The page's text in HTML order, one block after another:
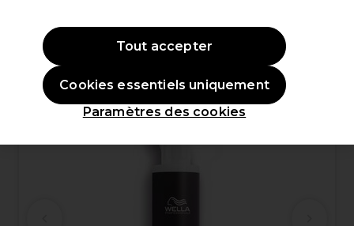
37,02 €
OFFRE
Paramètres des cookies
Cookies essentiels uniquement
Tout accepter